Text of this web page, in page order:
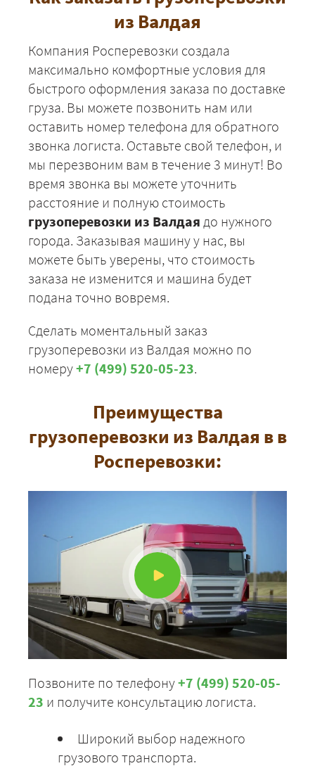
из Валдая
Компания Росперевозки создала
максимально комфортные условия для
быстрого оформления заказа по доставке
груза. Вы можете позвонить нам или
оставить номер телефона для обратного
звонка логиста. Оставьте свой телефон, и
мы перезвоним вам в течение 3 минут! Во
время звонка вы можете уточнить
расстояние и полную стоимость
грузоперевозки из Валдая до нужного
города. Заказывая машину у нас, вы
можете быть уверены, что стоимость
заказа не изменится и машина будет
подана точно вовремя.
Сделать моментальный заказ
грузоперевозки из Валдая можно по
номеру+7 (499) 520-05-23.
Преимущества
грузоперевозки из Валдая в в
Росперевозки:
Позвоните по телефону+7 (499) 520-05-
23 и получите консультацию логиста.
Широкий выбор надежного
грузового транспорта.